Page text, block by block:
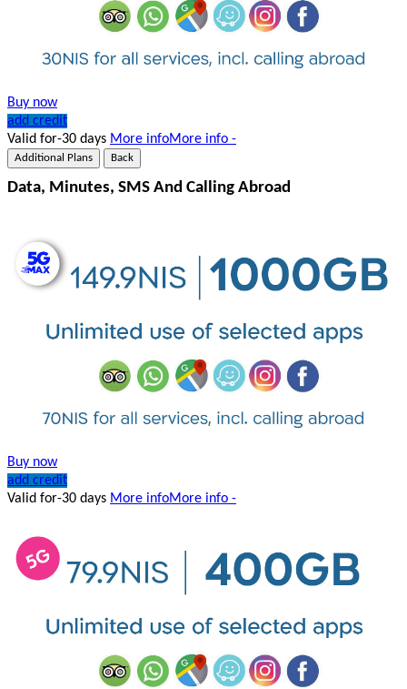
Buy now
add credit
Valid for-30 days More infoMore info -
Additional Plans Back
Data, Minutes, SMS And Calling Abroad
Buy now
add credit
Valid for-30 days More infoMore info -